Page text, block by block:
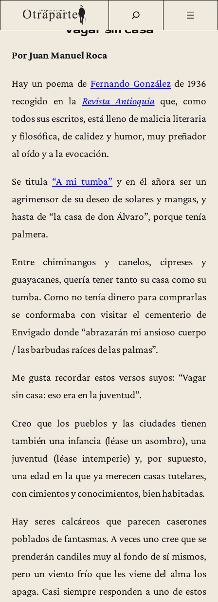
Saltar
Otraparte.org/ Fernando González /Vida Vagar sin casa
Vagar sin casa
Por Juan Manuel Roca
Hay un poema de Fernando González de 1936
recogido en la Revista Antioquiaque, como
todos sus escritos, está lleno de malicia literaria
y filosófica, de calidez y humor, muy preñador
al oído y a la evocación.
Se titula “A mi tumba” y en él añora ser un
agrimensor de su deseo de solares y mangas, y
hasta de “la casa de don Álvaro”, porque tenía
palmera.
Entre chiminangos y canelos, cipreses y
guayacanes, quería tener tanto su casa como su
tumba. Como no tenía dinero para comprarlas
se conformaba con visitar el cementerio de
Envigado donde “abrazarán mi ansioso cuerpo
/ las barbudas raíces de las palmas”.
Me gusta recordar estos versos suyos: “Vagar
sin casa: eso era en la juventud”.
Creo que los pueblos y las ciudades tienen
también una infancia (léase un asombro), una
juventud (léase intemperie) y, por supuesto,
una edad en la que ya merecen casas tutelares,
con cimientos y conocimientos, bien habitadas.
Hay seres calcáreos que parecen caserones
poblados de fantasmas. A veces uno cree que se
prenderán candiles muy al fondo de sí mismos,
pero un viento frío que les viene del alma los
apaga. Casi siempre responden a uno de estos